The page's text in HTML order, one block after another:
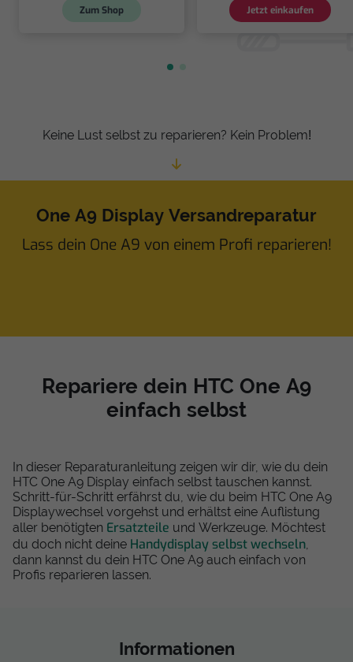
Zum Shop Jetzt einkaufen
Keine Lust selbst zu reparieren? Kein Problem!
One A9 Display Versandreparatur
Lass dein One A9 von einem Profi reparieren!
Repariere dein HTC One A9
einfach selbst
In dieser Reparaturanleitung zeigen wir dir, wie du dein
HTC One A9 Display einfach selbst tauschen kannst.
Schritt-für-Schritt erfährst du, wie du beim HTC One A9
Displaywechsel vorgehst und erhältst eine Auflistung
aller benötigten Ersatzteile und Werkzeuge. Möchtest
du doch nicht deine Handydisplay selbst wechseln
dann kannst du dein HTC One A9 auch einfach von
Profis reparieren lassen.
Informationen